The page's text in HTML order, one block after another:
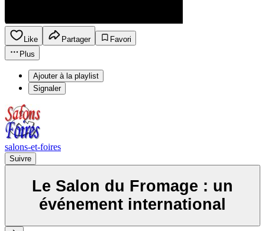
Like Partager
Favori
Plus
Ajouter à la playlist
Signaler
salons-et-foires
Suivre
Le Salon du Fromage : un
événement international